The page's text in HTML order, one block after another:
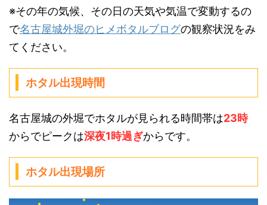
※その年の気候、その日の天気や気温で変動するの
で名古屋城外堀のヒメボタルブログの観察状況をみ
てください。
ホタル出現時間
名古屋城の外堀でホタルが見られる時間帯は23時
からでピークは深夜1時過ぎからです。
ホタル出現場所